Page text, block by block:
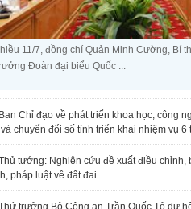
11/7, đồng chí Quản Minh Cường, Bí
Đoàn đại biểu Quốc ...
Chỉ đạo về phát triển khoa học, công
chuyển đổi số tỉnh triển khai nhiệm vụ 6
tướng: Nghiên cứu đề xuất điều chỉnh,
pháp luật về đất đai
trưởng Bộ Công an Trần Quốc Tỏ dự